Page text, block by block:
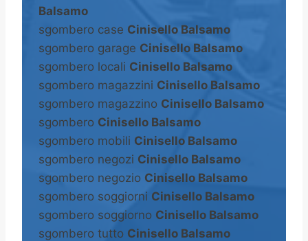
Balsamo
sgombero case Cinisello Balsamo
sgombero garage Cinisello Balsamo
sgombero locali Cinisello Balsamo
sgombero magazzini Cinisello Balsamo
sgombero magazzino Cinisello Balsamo
sgombero Cinisello Balsamo
sgombero mobili Cinisello Balsamo
sgombero negozi Cinisello Balsamo
sgombero negozio Cinisello Balsamo
sgombero soggiorni Cinisello Balsamo
sgombero soggiorno Cinisello Balsamo
sgombero tutto Cinisello Balsamo